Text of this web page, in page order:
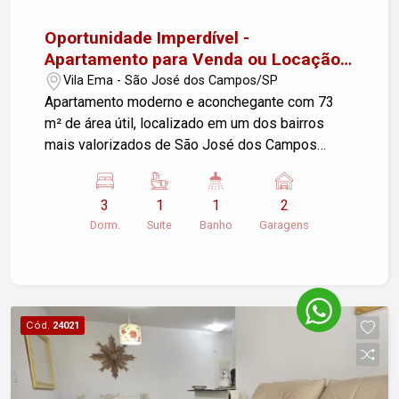
Oportunidade Imperdível -
Apartamento para Venda ou Locação
no Vila Ema em SJC!
Vila Ema - São José dos Campos/SP
Apartamento moderno e aconchegante com 73
m² de área útil, localizado em um dos bairros
mais valorizados de São José dos Campos
Sala ampla e bem iluminada Banheiro com
armários planejados Cozinha planejada com
armários embutidos Ventilador de teto em um
Condomínio completo com infraestrutura de
lazer: Portaria virtual com segurança Área kids
Salão de festas Salão de jogos Brinquedoteca
Localização privilegiada, próximo a
supermercados, escolas, farmácias, restaurantes
3
Dorm.
1
Suite
1
Banho
2
Garagens
Cód. 24021